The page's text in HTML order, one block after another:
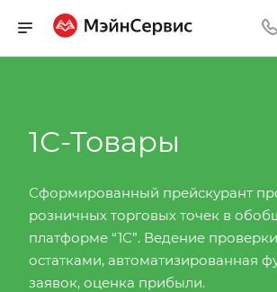
1С-Товары
Сформированный прейскурант
розничных торговых точек в
платформе “1С”. Ведение
остатками, автоматизированная
заявок, оценка прибыли.